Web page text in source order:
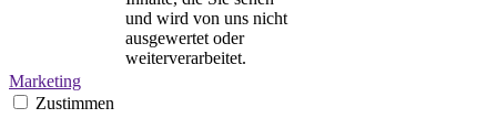
und wird von uns nicht
ausgewertet oder
weiterverarbeitet.
Marketing
Zustimmen